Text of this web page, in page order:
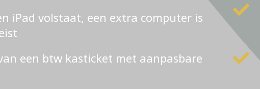
iPad volstaat, een extra computer is
een btw kasticket met aanpasbare